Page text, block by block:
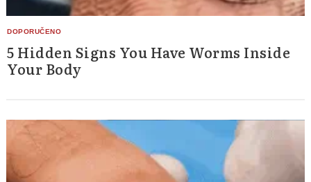
5 Hidden Signs You Have Worms Inside
Your Body